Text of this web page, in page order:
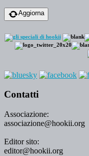
Aggiorna
Contatti
Associazione:
associazione@hookii.org
Editor sito:
editor@hookii.org